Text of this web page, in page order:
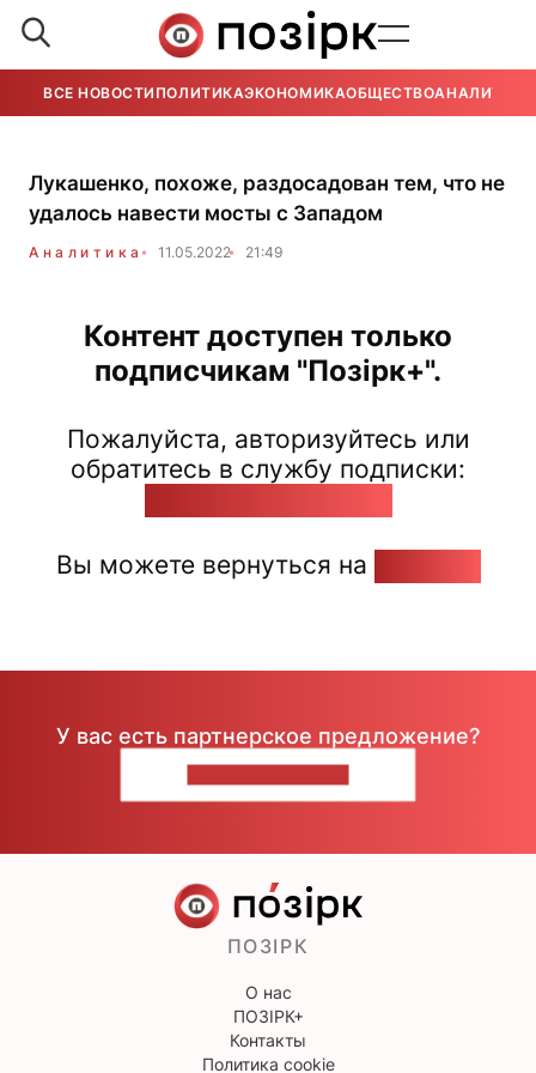
ВСЕ НОВОСТИ ПОЛИТИКАЭКОНОМИКАОБЩЕСТВОАНАЛИТИКА
Лукашенко, похоже, раздосадован тем, что не
удалось навести мосты с Западом
Аналитика 11.05.2022 21:49
Контент доступен только
подписчикам "Позірк+".
Пожалуйста, авторизуйтесь или
обратитесь в службу подписки:
Вы можете вернуться на
У вас есть партнерское предложение?
ПОЗІРК
О нас
ПОЗІРК+
Контакты
Политика cookie